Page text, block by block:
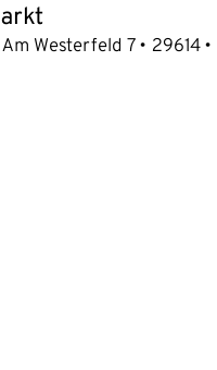
Am Westerfeld 7 29614